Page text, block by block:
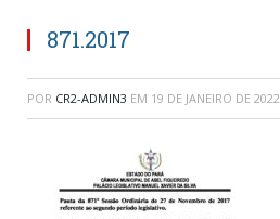
871.2017
POR CR2-ADMIN3 EM 19 DE JANEIRO DE 2022